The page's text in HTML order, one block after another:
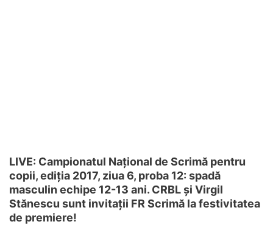
LIVE: Campionatul Național de Scrimă pentru
copii, ediția 2017, ziua 6, proba 12: spadă
masculin echipe 12-13 ani. CRBL și Virgil
Stănescu sunt invitații FR Scrimă la festivitatea
de premiere!